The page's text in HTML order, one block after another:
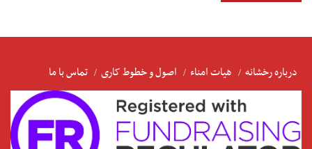
درباره رخشانه هیات امناء اصول و خطوط کاری تماس با ما